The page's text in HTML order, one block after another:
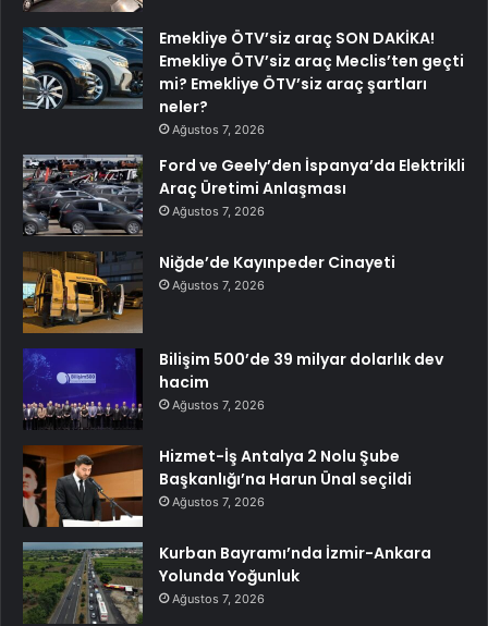
Emekliye ÖTV’siz araç SON DAKİKA!
Emekliye ÖTV’siz araç Meclis’ten geçti
mi? Emekliye ÖTV’siz araç şartları
neler?
Ağustos 7, 2026
Ford ve Geely’den İspanya’da Elektrikli
Araç Üretimi Anlaşması
Ağustos 7, 2026
Niğde’de Kayınpeder Cinayeti
Ağustos 7, 2026
Bilişim 500’de 39 milyar dolarlık dev
hacim
Ağustos 7, 2026
Hizmet-İş Antalya 2 Nolu Şube
Başkanlığı’na Harun Ünal seçildi
Ağustos 7, 2026
Kurban Bayramı’nda İzmir-Ankara
Yolunda Yoğunluk
Ağustos 7, 2026